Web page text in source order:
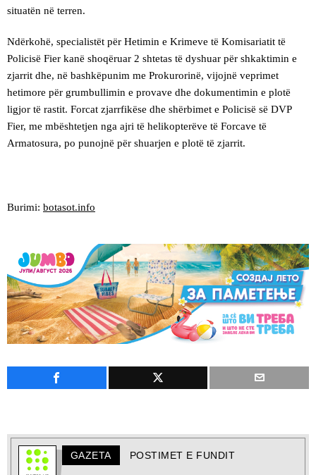
situatën në terren.
Ndërkohë, specialistët për Hetimin e Krimeve të Komisariatit të
Policisë Fier kanë shoqëruar 2 shtetas të dyshuar për shkaktimin e
zjarrit dhe, në bashkëpunim me Prokurorinë, vijojnë veprimet
hetimore për grumbullimin e provave dhe dokumentimin e plotë
ligjor të rastit. Forcat zjarrfikëse dhe shërbimet e Policisë së DVP
Fier, me mbështetjen nga ajri të helikopterëve të Forcave të
Armatosura, po punojnë për shuarjen e plotë të zjarrit.
Burimi: botasot.info
GAZETA POSTIMET E FUNDIT